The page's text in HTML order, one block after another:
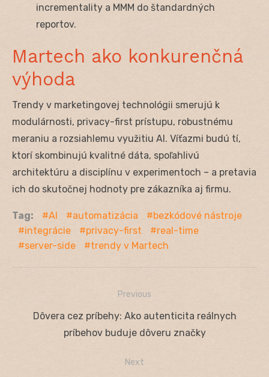
incrementality a MMM do štandardných
reportov.
Martech ako konkurenčná
výhoda
Trendy v marketingovej technológii smerujú k
modulárnosti, privacy-first prístupu, robustnému
meraniu a rozsiahlemu využitiu AI. Víťazmi budú tí,
ktorí skombinujú kvalitné dáta, spoľahlivú
architektúru a disciplínu v experimentoch – a pretavia
ich do skutočnej hodnoty pre zákazníka aj firmu.
Tag: AI automatizácia
bezkódové nástroje
integrácie
privacy-first
real-time
server-side
trendy v Martech
Navigácia
Previous
Previous
Dôvera cez príbehy: Ako autenticita reálnych
príbehov buduje dôveru značky
Next